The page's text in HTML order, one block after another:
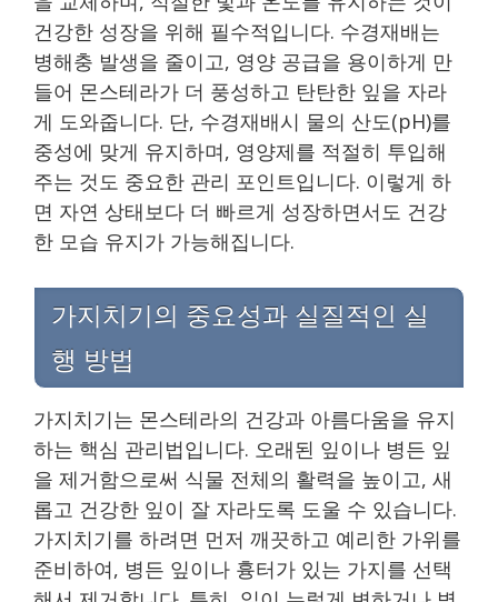
건강한 성장을 위해 필수적입니다. 수경재배는
병해충 발생을 줄이고, 영양 공급을 용이하게 만
들어 몬스테라가 더 풍성하고 탄탄한 잎을 자라
게 도와줍니다. 단, 수경재배시 물의 산도(pH)를
중성에 맞게 유지하며, 영양제를 적절히 투입해
주는 것도 중요한 관리 포인트입니다. 이렇게 하
면 자연 상태보다 더 빠르게 성장하면서도 건강
한 모습 유지가 가능해집니다.
가지치기의 중요성과 실질적인 실
행 방법
가지치기는 몬스테라의 건강과 아름다움을 유지
하는 핵심 관리법입니다. 오래된 잎이나 병든 잎
을 제거함으로써 식물 전체의 활력을 높이고, 새
롭고 건강한 잎이 잘 자라도록 도울 수 있습니다.
가지치기를 하려면 먼저 깨끗하고 예리한 가위를
준비하여, 병든 잎이나 흉터가 있는 가지를 선택